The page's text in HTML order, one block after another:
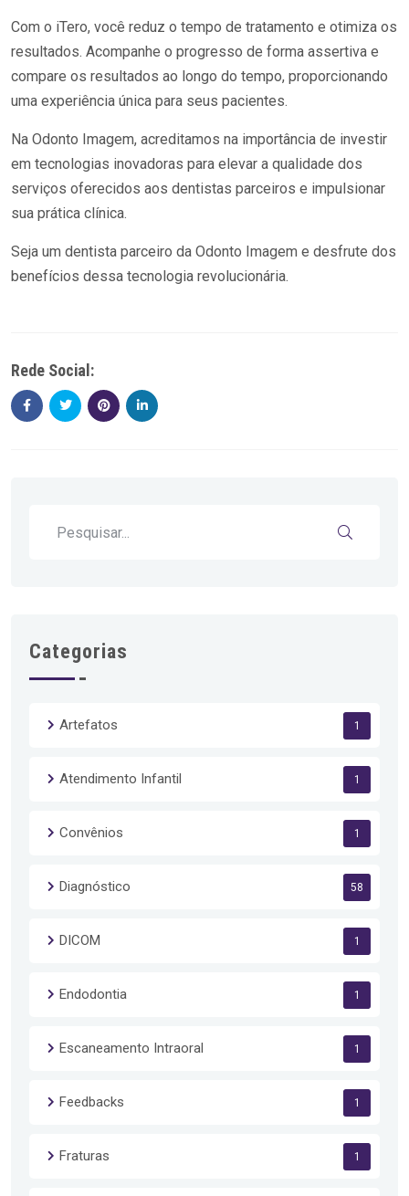
Com o iTero, você reduz o tempo de tratamento e otimiza os
resultados. Acompanhe o progresso de forma assertiva e
compare os resultados ao longo do tempo, proporcionando
uma experiência única para seus pacientes.
Na Odonto Imagem, acreditamos na importância de investir
em tecnologias inovadoras para elevar a qualidade dos
serviços oferecidos aos dentistas parceiros e impulsionar
sua prática clínica.
Seja um dentista parceiro da Odonto Imagem e desfrute dos
benefícios dessa tecnologia revolucionária.
Rede Social:
Categorias
Artefatos 1
Atendimento Infantil 1
Convênios 1
Diagnóstico 58
DICOM 1
Endodontia 1
Escaneamento Intraoral 1
Feedbacks 1
Fraturas 1